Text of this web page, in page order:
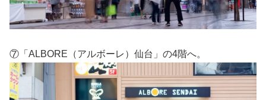
⑦「ALBORE（アルボーレ）仙台」の4階へ。